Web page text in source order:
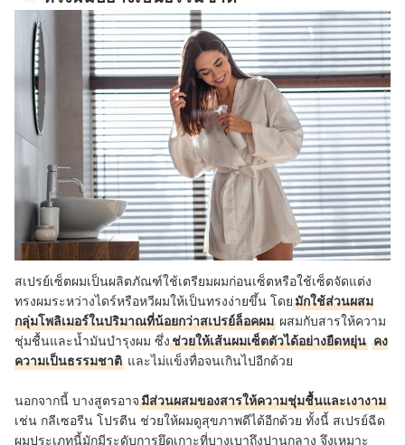
สเปรย์เซ็ตผมเป็นผลิตภัณฑ์ใช้เตรียมผมก่อนเซ็ตหรือใช้เซ็ตจัดแต่ง
ทรงผมระหว่างไดร์หรือหวีผมให้เป็นทรงง่ายขึ้น โดยมักใช้ส่วนผสม
กลุ่มโพลิเมอร์ในปริมาณที่น้อยกว่าสเปรย์ล็อคผม ผสมกับสารให้ความ
ชุ่มชื้นและน้ำมันบำรุงผม ซึ่งช่วยให้เส้นผมเซ็ตตัวได้อย่างยืดหยุ่น คง
ความเป็นธรรมชาติ และไม่แข็งทื่อจนเกินไปอีกด้วย
นอกจากนี้ บางสูตรอาจมีส่วนผสมของสารให้ความชุ่มชื้นและเงางาม
เช่น กลีเซอรีน โปรตีน ช่วยให้ผมดูสุขภาพดีได้อีกด้วย ทั้งนี้ สเปรย์ฉีด
ผมประเภทนี้มักมีระดับการยึดเกาะที่บางเบาถึงปานกลาง จึงเหมาะ